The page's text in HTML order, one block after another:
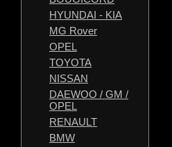
HYUNDAI - KIA
MG Rover
OPEL
TOYOTA
NISSAN
DAEWOO / GM /
OPEL
RENAULT
BMW